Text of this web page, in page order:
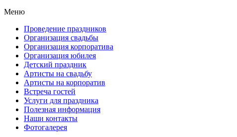
Меню
Проведение праздников
Организация свадьбы
Организация корпоратива
Организация юбилея
Детский праздник
Артисты на свадьбу
Артисты на корпоратив
Встреча гостей
Услуги для праздника
Полезная информация
Наши контакты
Фотогалерея